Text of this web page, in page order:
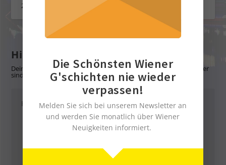
29. Juli 2022
Hinterlasse eine Antwort
Deine E-Mail-Adresse wird nicht veröffentlicht.Erforderliche Felder
sind mit markiert
Die Schönsten Wiener
G'schichten nie wieder
verpassen!
Melden Sie sich bei unserem Newsletter an
und werden Sie monatlich über Wiener
Neuigkeiten informiert.